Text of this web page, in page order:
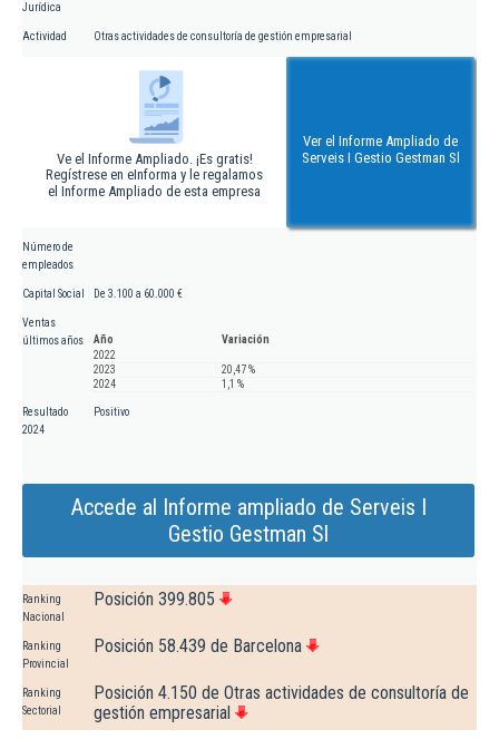
Jurídica
Actividad Otras actividades de consultoría de gestión empresarial
Ve el Informe Ampliado. ¡Es gratis!
Regístrese en eInforma y le regalamos
el Informe Ampliado de esta empresa
Ver el Informe Ampliado de
Serveis I Gestio Gestman Sl
Número de
empleados
Capital Social De 3.100 a 60.000 €
Ventas
últimos años
Año
Variación
2022
2023
20,47 %
2024
1,1 %
Resultado
2024
Positivo
Accede al Informe ampliado de Serveis I
Gestio Gestman Sl
Ranking
Nacional
Posición 399.805
Ranking
Provincial
Posición 58.439 de Barcelona
Ranking
Sectorial
Posición 4.150 de Otras actividades de consultoría de
gestión empresarial